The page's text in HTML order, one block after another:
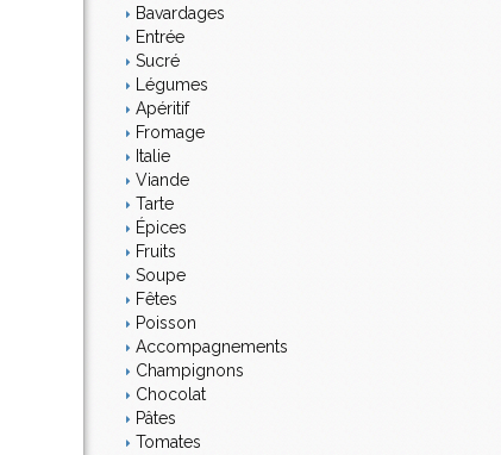
Bavardages
Entrée
Sucré
Légumes
Apéritif
Fromage
Italie
Viande
Tarte
Épices
Fruits
Soupe
Fêtes
Poisson
Accompagnements
Champignons
Chocolat
Pâtes
Tomates